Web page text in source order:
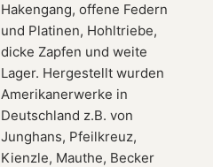
Hakengang, offene Federn
und Platinen, Hohltriebe,
dicke Zapfen und weite
Lager. Hergestellt wurden
Amerikanerwerke in
Deutschland z.B. von
Junghans, Pfeilkreuz,
Kienzle, Mauthe, Becker